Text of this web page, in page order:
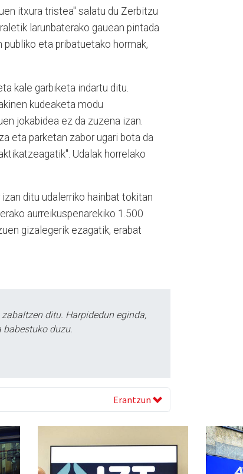
itxura tristea" salatu du Zerbitzu
larunbaterako gauean pintada
eta pribatuetako hormak,
kale garbiketa indartu ditu.
kudeaketa modu
jokabidea ez da zuzena izan.
eta parketan zabor ugari bota da
Udalak horrelako
ditu udalerriko hainbat tokitan
aurreikuspenarekiko 1.500
gizalegerik ezagatik, erabat
ditu. Harpidedun eginda,
duzu.
Erantzun